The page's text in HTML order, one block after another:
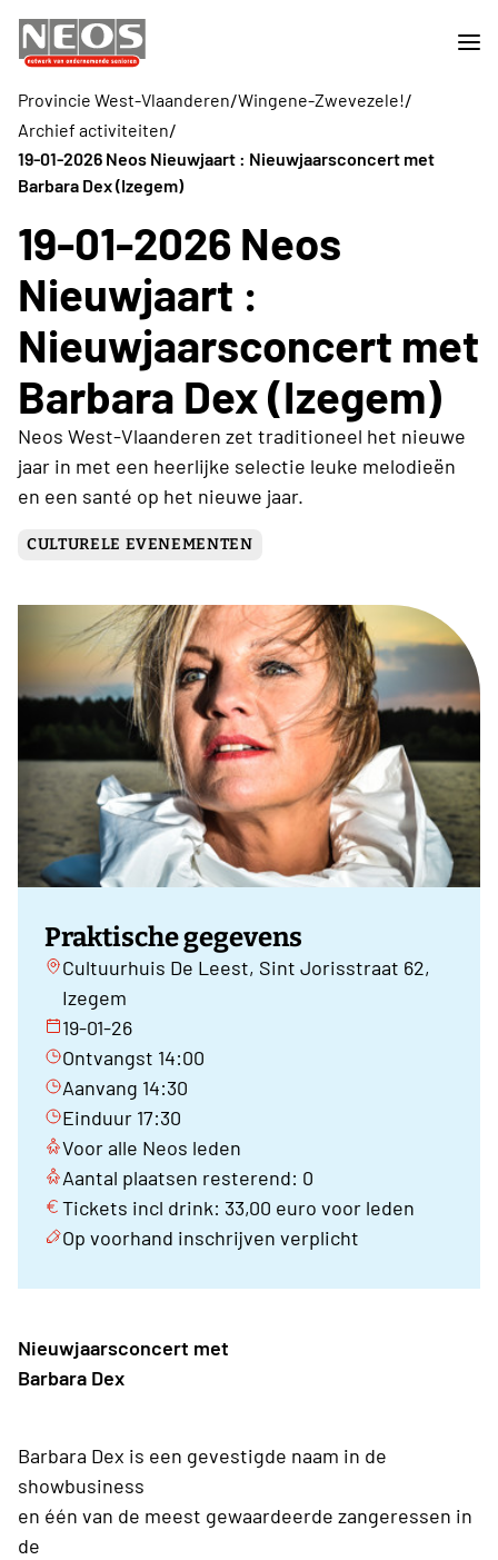
Provincie West-Vlaanderen/Wingene-Zwevezele!/
Archief activiteiten/
19-01-2026 Neos Nieuwjaart : Nieuwjaarsconcert met
Barbara Dex (Izegem)
19-01-2026 Neos
Nieuwjaart :
Nieuwjaarsconcert met
Barbara Dex (Izegem)
Neos West-Vlaanderen zet traditioneel het nieuwe
jaar in met een heerlijke selectie leuke melodieën
en een santé op het nieuwe jaar.
CULTURELE EVENEMENTEN
Praktische gegevens
Cultuurhuis De Leest, Sint Jorisstraat 62,
Izegem
19-01-26
Ontvangst 14:00
Aanvang 14:30
Einduur 17:30
Voor alle Neos leden
Aantal plaatsen resterend: 0
Tickets incl drink: 33,00 euro voor leden
Op voorhand inschrijven verplicht
Nieuwjaarsconcert met
Barbara Dex
Barbara Dex is een gevestigde naam in de
showbusiness
en één van de meest gewaardeerde zangeressen in
de